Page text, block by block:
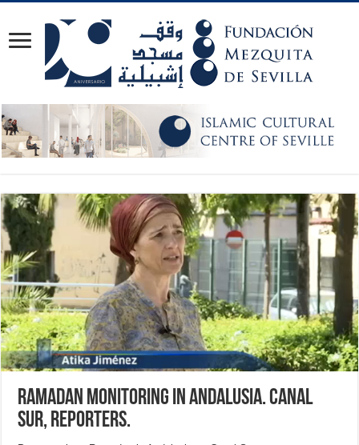
Ramadan Monitoring in Andalusia. Canal
Sur, Reporters.